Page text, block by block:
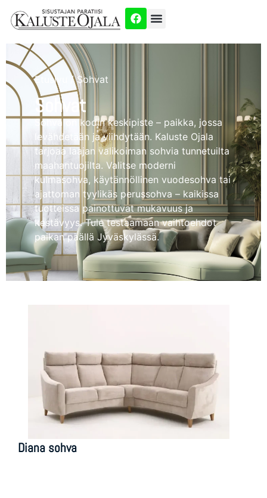
Etusivu / Sohvat
Sohvat
Sohva on kodin keskipiste – paikka, jossa
levähdetään ja viihdytään. Kaluste Ojala
tarjoaa laajan valikoiman sohvia tunnetuilta
maahantuojilta. Valitse moderni
kulmasohva, käytännöllinen vuodesohva tai
ajattoman tyylikäs perussohva – kaikissa
tuotteissa painottuvat mukavuus ja
kestävyys. Tule testaamaan vaihtoehdot
paikan päällä Jyväskylässä.
Diana sohva